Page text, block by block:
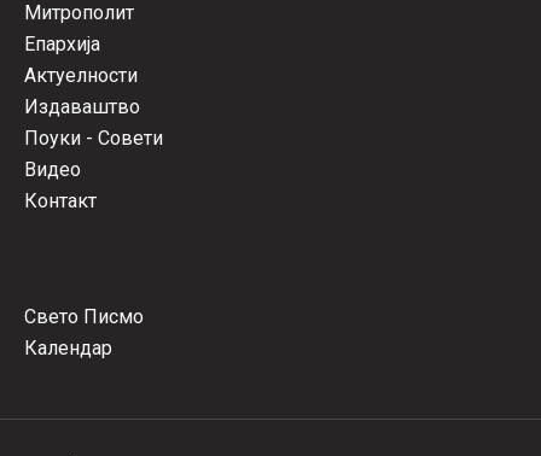
Митрополит
Епархија
Актуелности
Издаваштво
Поуки - Совети
Видео
Контакт
Свето Писмо
Календар